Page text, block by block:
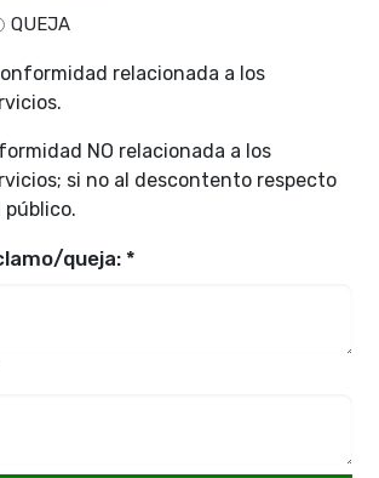
QUEJA
relacionada a los
NO relacionada a los
si no al descontento respecto
público.
queja: *